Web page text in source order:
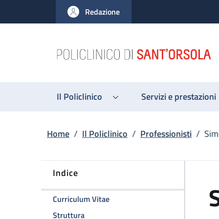
al contenuto principale
to footer content
Redazione
Il Policlinico Servizi e prestazioni
Briciole di pane
Home / Il Policlinico / Professionisti /
Indice
Curriculum Vitaedella pagina Simona Ferrari
Strutturadella pagina Simona Ferrari